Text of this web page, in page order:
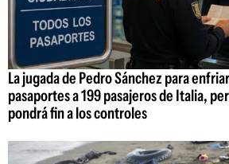
La jugada de Pedro Sánchez para
pasaportes a 199 pasajeros de Italia,
pondrá fin a los controles